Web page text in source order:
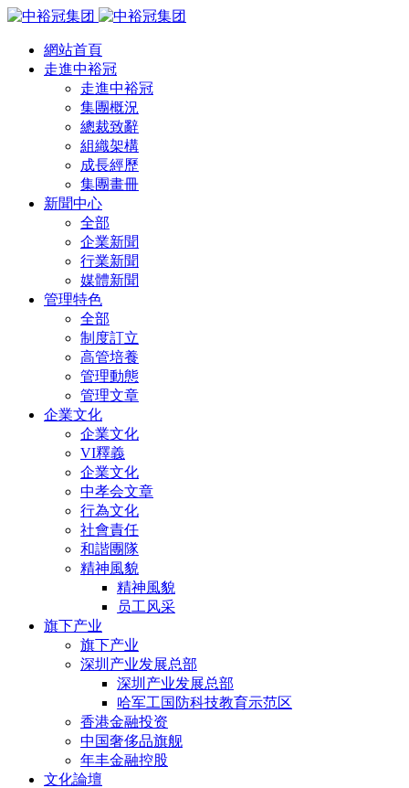
網站首頁
走進中裕冠
走進中裕冠
集團概況
總裁致辭
組織架構
成長經歷
集團畫冊
新聞中心
全部
企業新聞
行業新聞
媒體新聞
管理特色
全部
制度訂立
高管培養
管理動態
管理文章
企業文化
企業文化
VI釋義
企業文化
中孝会文章
行為文化
社會責任
和諧團隊
精神風貌
精神風貌
员工风采
旗下产业
旗下产业
深圳产业发展总部
深圳产业发展总部
哈军工国防科技教育示范区
香港金融投资
中国奢侈品旗舰
年丰金融控股
文化論壇